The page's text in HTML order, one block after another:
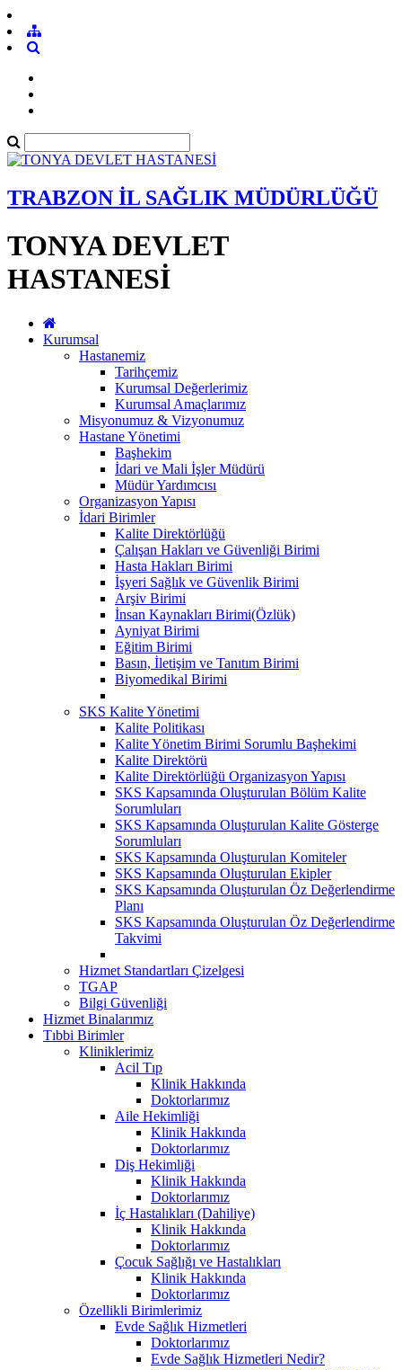
TRABZON İL SAĞLIK MÜDÜRLÜĞÜ
TONYA DEVLET
HASTANESİ
Kurumsal
Hastanemiz
Tarihçemiz
Kurumsal Değerlerimiz
Kurumsal Amaçlarımız
Misyonumuz & Vizyonumuz
Hastane Yönetimi
Başhekim
İdari ve Mali İşler Müdürü
Müdür Yardımcısı
Organizasyon Yapısı
İdari Birimler
Kalite Direktörlüğü
Çalışan Hakları ve Güvenliği Birimi
Hasta Hakları Birimi
İşyeri Sağlık ve Güvenlik Birimi
Arşiv Birimi
İnsan Kaynakları Birimi(Özlük)
Ayniyat Birimi
Eğitim Birimi
Basın, İletişim ve Tanıtım Birimi
Biyomedikal Birimi
SKS Kalite Yönetimi
Kalite Politikası
Kalite Yönetim Birimi Sorumlu Başhekimi
Kalite Direktörü
Kalite Direktörlüğü Organizasyon Yapısı
SKS Kapsamında Oluşturulan Bölüm Kalite
Sorumluları
SKS Kapsamında Oluşturulan Kalite Gösterge
Sorumluları
SKS Kapsamında Oluşturulan Komiteler
SKS Kapsamında Oluşturulan Ekipler
SKS Kapsamında Oluşturulan Öz Değerlendirme
Planı
SKS Kapsamında Oluşturulan Öz Değerlendirme
Takvimi
Hizmet Standartları Çizelgesi
TGAP
Bilgi Güvenliği
Hizmet Binalarımız
Tıbbi Birimler
Kliniklerimiz
Acil Tıp
Klinik Hakkında
Doktorlarımız
Aile Hekimliği
Klinik Hakkında
Doktorlarımız
Diş Hekimliği
Klinik Hakkında
Doktorlarımız
İç Hastalıkları (Dahiliye)
Klinik Hakkında
Doktorlarımız
Çocuk Sağlığı ve Hastalıkları
Klinik Hakkında
Doktorlarımız
Özellikli Birimlerimiz
Evde Sağlık Hizmetleri
Doktorlarımız
Evde Sağlık Hizmetleri Nedir?